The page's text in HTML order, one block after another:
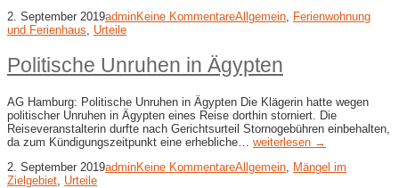
2. September 2019adminKeine KommentareAllgemein, Ferienwohnung
und Ferienhaus, Urteile
Politische Unruhen in Ägypten
AG Hamburg: Politische Unruhen in Ägypten Die Klägerin hatte wegen
politischer Unruhen in Ägypten eines Reise dorthin storniert. Die
Reiseveranstalterin durfte nach Gerichtsurteil Stornogebühren einbehalten,
da zum Kündigungszeitpunkt eine erhebliche… weiterlesen →
2. September 2019adminKeine KommentareAllgemein Mängel im
Zielgebiet Urteile